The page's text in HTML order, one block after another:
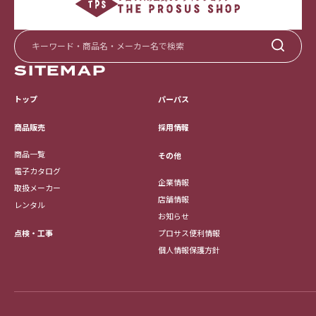
SITEMAP
トップ
商品販売
商品一覧
電子カタログ
取扱メーカー
レンタル
点検・工事
パーパス
採用情報
その他
企業情報
店舗情報
お知らせ
プロサス便利情報
個人情報保護方針